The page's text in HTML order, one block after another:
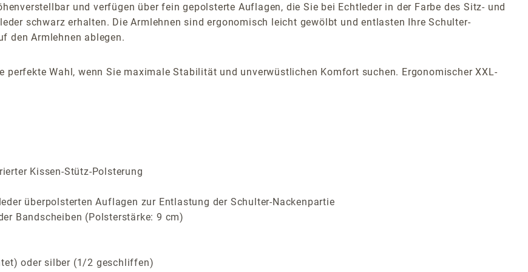
und verfügen über fein gepolsterte Auflagen, die Sie bei Echtleder in der Farbe des Sitz- und
schwarz erhalten. Die Armlehnen sind ergonomisch leicht gewölbt und entlasten Ihre Schulter-
den Armlehnen ablegen.
perfekte Wahl, wenn Sie maximale Stabilität und unverwüstlichen Komfort suchen. Ergonomischer XXL-
Kissen-Stütz-Polsterung
überpolsterten Auflagen zur Entlastung der Schulter-Nackenpartie
Bandscheiben (Polsterstärke: 9 cm)
oder silber (1/2 geschliffen)